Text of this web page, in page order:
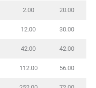
2.00 20.00
12.00 30.00
42.00 42.00
112.00 56.00